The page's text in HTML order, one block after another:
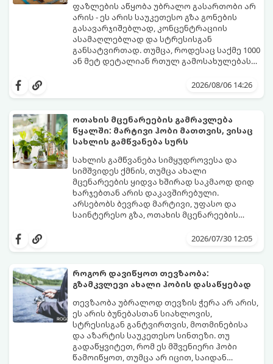
ფაზლების აწყობა უბრალო გასართობი არ
არის - ეს არის საუკეთესო გზა გონების
გასავარჯიშებლად, კონცენტრაციის
ასამაღლებლად და სტრესისგან
განსატვირთად. თუმცა, როდესაც საქმე 1000
ან მეტ დეტალიან რთულ გამოსახულებას
გაჭიმულ და ნერვებისმომშლელ პროცესად
სიამოვნება მოგიტანოთ, გთავაზობთ
2026/08/06 14:26
ოთახის მცენარეების გამრავლება
წყალში: მარტივი ჰობი მათთვის, ვისაც
სახლის გამწვანება სურს
სახლის გამწვანება სიმყუდროვესა და
სიმშვიდეს ქმნის, თუმცა ახალი
მცენარეების ყიდვა ხშირად საკმაოდ დიდ
ხარჯებთან არის დაკავშირებული.
არსებობს ბევრად მარტივი, უფასო და
საინტერესო გზა, ოთახის მცენარეების
მებაღეებისთვისაც კი, რადგან პროცესი
როგორ იზრდება ახალი ფესვები
ყოველდღიურად.
2026/07/30 12:05
როგორ დავიწყოთ თევზაობა:
გზამკვლევი ახალი ჰობის დასაწყებად
თევზაობა უბრალოდ თევზის ჭერა არ არის,
ეს არის ბუნებასთან სიახლოვის,
სტრესისგან განტვირთვის, მოთმინებისა
და აზარტის საუკეთესო სინთეზი. თუ
გადაწყვიტეთ, რომ ეს მშვენიერი ჰობი
წამოიწყოთ, თუმცა არ იცით, საიდან